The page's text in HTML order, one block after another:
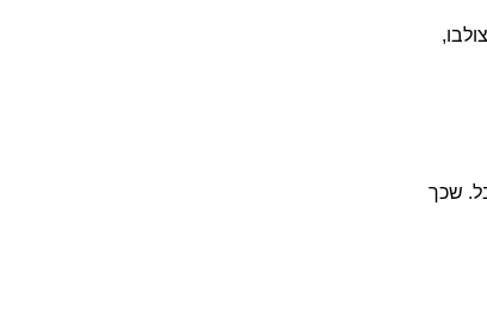
שכך